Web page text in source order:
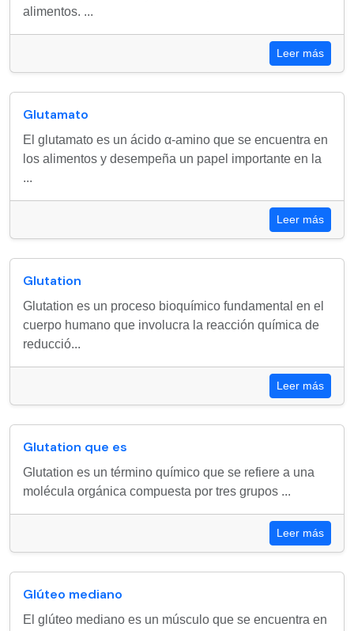
alimentos. ...
Leer más
Glutamato
El glutamato es un ácido α-amino que se encuentra en
los alimentos y desempeña un papel importante en la
...
Leer más
Glutation
Glutation es un proceso bioquímico fundamental en el
cuerpo humano que involucra la reacción química de
reducció...
Leer más
Glutation que es
Glutation es un término químico que se refiere a una
molécula orgánica compuesta por tres grupos ...
Leer más
Glúteo mediano
El glúteo mediano es un músculo que se encuentra en